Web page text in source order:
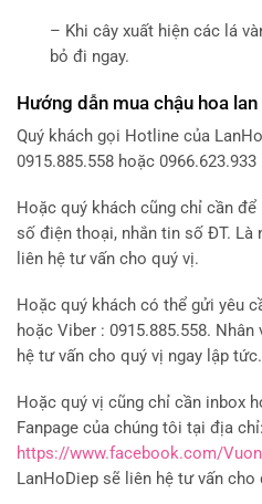
– Khi cây xuất hiện các lá
bỏ đi ngay.
Hướng dẫn mua chậu hoa
Quý khách gọi Hotline của
0915.885.558 hoặc
Hoặc quý khách cũng chỉ cần
số điện thoại, nhắn tin số ĐT. Là
liên hệ tư vấn cho quý vị.
Hoặc quý khách có thể gửi yêu
hoặc Viber : 0915.885.558.
hệ tư vấn cho quý vị ngay lập tức.
Hoặc quý vị cũng chỉ cần inbox
Fanpage của chúng tôi tại địa chỉ:
https://www.facebook.com/
LanHoDiep sẽ liên hệ tư vấn